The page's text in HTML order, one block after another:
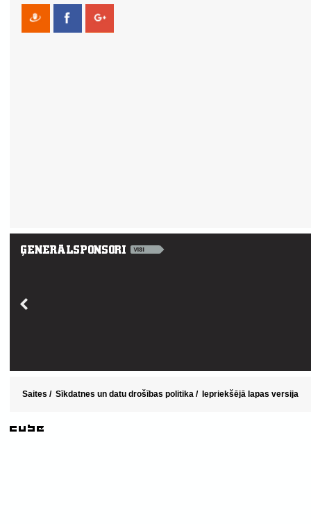
Saites / Sīkdatnes un datu drošības politika / Iepriekšējā lapas versija